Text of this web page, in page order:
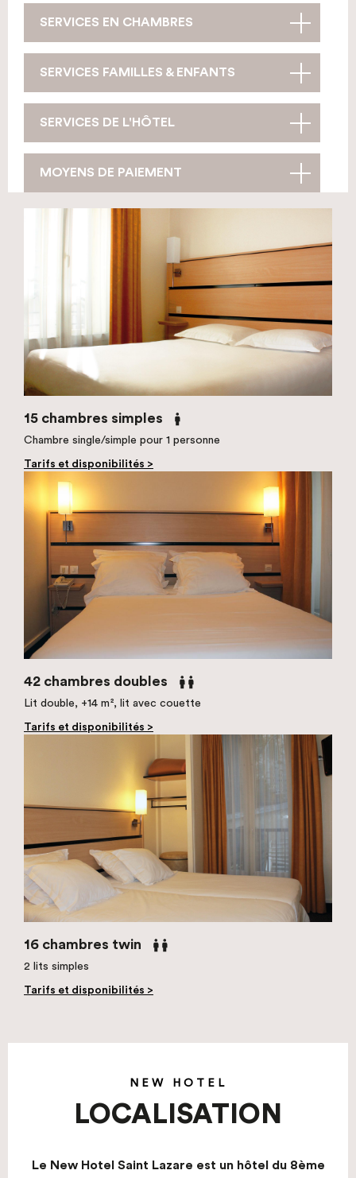
SERVICES EN CHAMBRES
SERVICES FAMILLES & ENFANTS
SERVICES DE L'HÔTEL
MOYENS DE PAIEMENT
15 chambres simples
Chambre single/simple pour 1 personne
Tarifs et disponibilités >
42 chambres doubles
Lit double, +14 m², lit avec couette
Tarifs et disponibilités >
16 chambres twin
2 lits simples
Tarifs et disponibilités >
NEW HOTEL
LOCALISATION
Le New Hotel Saint Lazare est un hôtel du 8ème